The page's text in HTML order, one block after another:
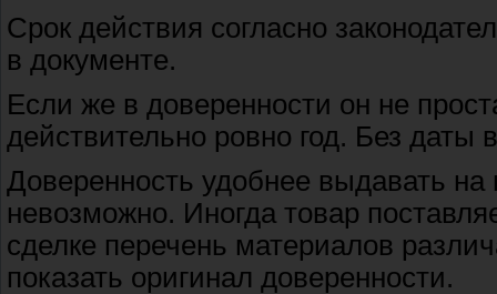
Срок действия согласно
в документе.
Если же в доверенности он не
действительно ровно год. Без
Доверенность удобнее выдавать
невозможно. Иногда товар
сделке перечень материалов
показать оригинал доверенности.